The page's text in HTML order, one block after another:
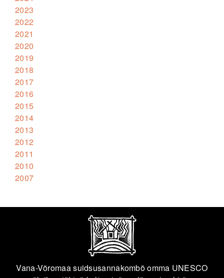
2023
2022
2021
2020
2019
2018
2017
2016
2015
2014
2013
2012
2011
2010
2007
Vana-Võromaa suidsusannakombõ omma UNESCO